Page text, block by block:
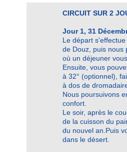
CIRCUIT SUR 2
Jour 1, 31
Le départ
de Douz, puis nous
où un déjeuner
Ensuite, vous
à 32° (optionnel),
à dos de
Nous poursuivons
confort.
Le soir, après le
de la cuisson du
du nouvel an. Puis
dans le désert.